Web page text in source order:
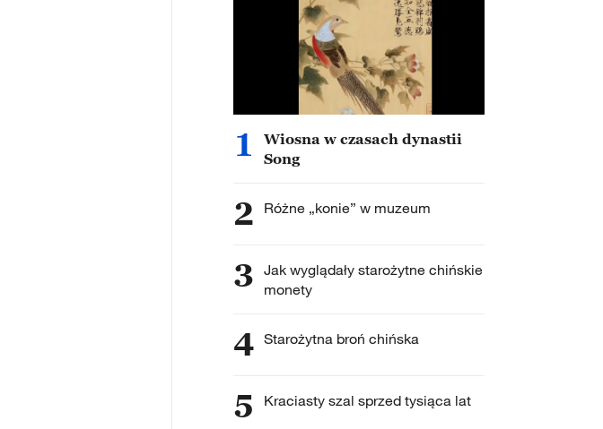
1
Wiosna w czasach dynastii
Song
2 Różne „konie” w muzeum
3 Jak wyglądały starożytne chińskie
monety
4 Starożytna broń chińska
5 Kraciasty szal sprzed tysiąca lat